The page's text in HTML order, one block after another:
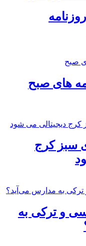
های صبح
سبز کرج
و ترکی به